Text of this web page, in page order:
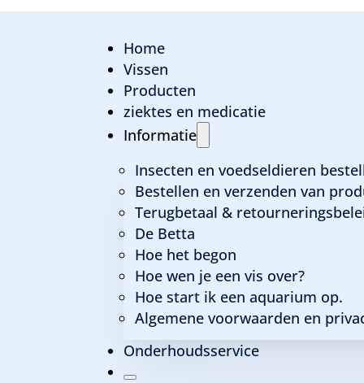
Home
Vissen
Producten
ziektes en medicatie
Informatie
Insecten en voedseldieren
Bestellen en verzenden van
Terugbetaal &
De Betta
Hoe het begon
Hoe wen je een vis over?
Hoe start ik een aquarium op.
Algemene voorwaarden en
Onderhoudsservice